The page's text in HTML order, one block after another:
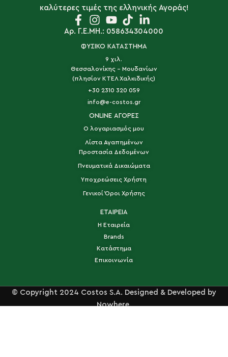
καλύτερες τιμές της ελληνικής Αγοράς!
Αρ. Γ.Ε.ΜΗ.: 058634304000
ΦΥΣΙΚΟ ΚΑΤΑΣΤΗΜΑ
9 χιλ.
Θεσσαλονίκης - Μουδανίων
(πλησίον ΚΤΕΛ Χαλκιδικής)
+30 2310 320 059
info@e-costos.gr
ONLINE ΑΓΟΡΕΣ
Ο λογαριασμός μου
Λίστα Αγαπημένων
Προστασία Δεδομένων
Πνευματικά Δικαιώματα
Υποχρεώσεις Χρήστη
Γενικοί Όροι Χρήσης
ΕΤΑΙΡΕΙΑ
Η Εταιρεία
Brands
Κατάστημα
Επικοινωνία
© Copyright 2024 Costos S.A. Designed & Developed by
Nowhere.